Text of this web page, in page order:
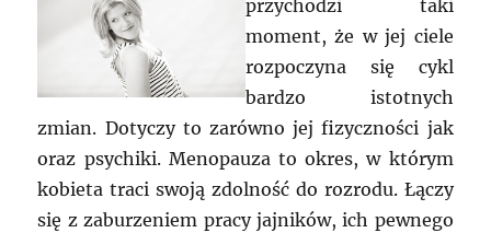
przychodzi taki
moment, że w jej ciele
rozpoczyna się cykl
bardzo istotnych
zmian. Dotyczy to zarówno jej fizyczności jak
oraz psychiki. Menopauza to okres, w którym
kobieta traci swoją zdolność do rozrodu. Łączy
się z zaburzeniem pracy jajników, ich pewnego